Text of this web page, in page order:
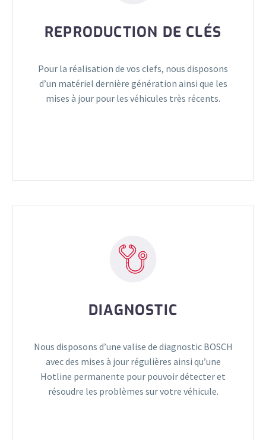
REPRODUCTION DE CLÉS
Pour la réalisation de vos clefs, nous disposons
d’un matériel dernière génération ainsi que les
mises à jour pour les véhicules très récents.
DIAGNOSTIC
Nous disposons d’une valise de diagnostic BOSCH
avec des mises à jour régulières ainsi qu’une
Hotline permanente pour pouvoir détecter et
résoudre les problèmes sur votre véhicule.